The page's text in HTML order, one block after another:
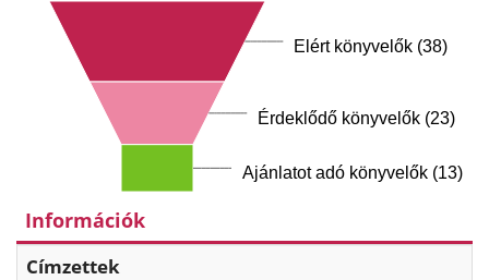
Elért könyvelők (38)
Érdeklődő könyvelők (23)
Ajánlatot adó könyvelők (13)
Információk
Címzettek